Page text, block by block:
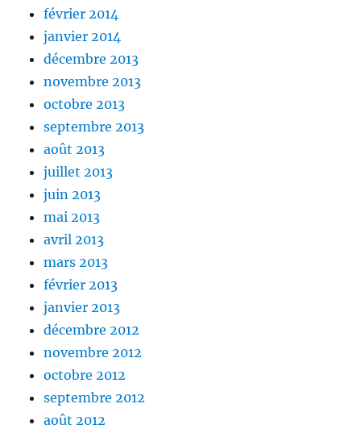
février 2014
janvier 2014
décembre 2013
novembre 2013
octobre 2013
septembre 2013
août 2013
juillet 2013
juin 2013
mai 2013
avril 2013
mars 2013
février 2013
janvier 2013
décembre 2012
novembre 2012
octobre 2012
septembre 2012
août 2012